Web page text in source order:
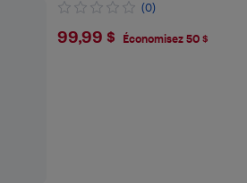
(0)
$99.99
99,99 $ Économisez 50 $